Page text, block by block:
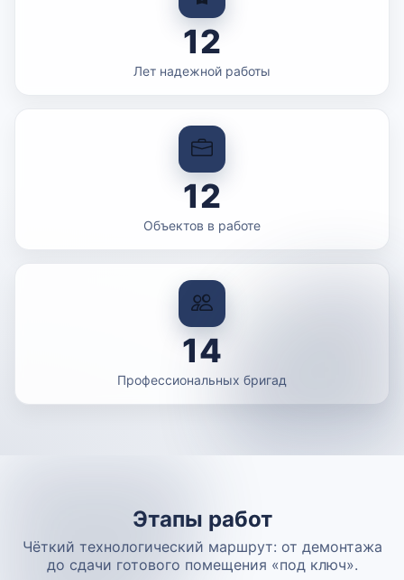
12
Лет надежной работы
12
Объектов в работе
14
Профессиональных бригад
Этапы работ
Чёткий технологический маршрут: от демонтажа
до сдачи готового помещения «под ключ».